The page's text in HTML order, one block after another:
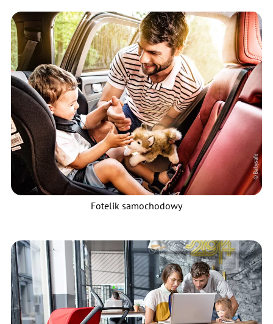
Fotelik samochodowy